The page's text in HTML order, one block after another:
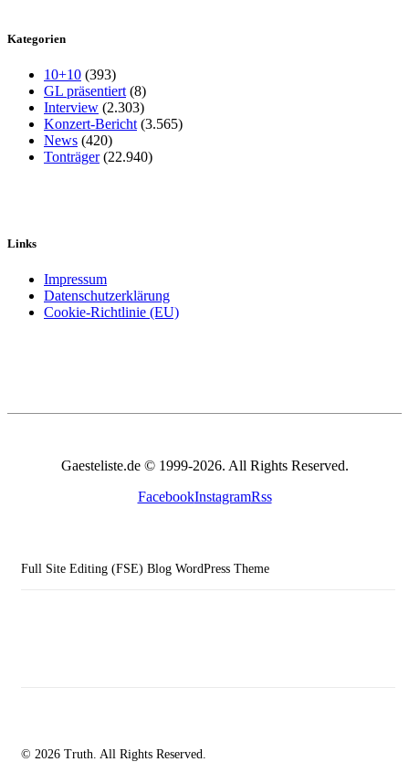
Kategorien
10+10 (393)
GL präsentiert (8)
Interview (2.303)
Konzert-Bericht (3.565)
News (420)
Tonträger(22.940)
Links
Impressum
Datenschutzerklärung
Cookie-Richtlinie (EU)
Gaesteliste.de © 1999-2026. All Rights Reserved.
FacebookInstagramRss
Full Site Editing (FSE) Blog WordPress Theme
© 2026 Truth. All Rights Reserved.